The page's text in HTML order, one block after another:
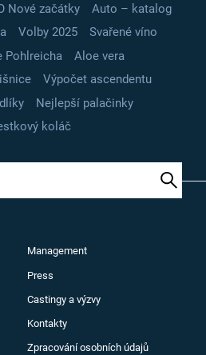
Nové začátky
Auto – katalog
Volby 2025
Svařené víno
Pohlreicha
Aloe vera
Výpočet ascendentu
Nejlepší palačinky
koláč
Management
Press
Castingy a výzvy
Kontakty
Zpracování osobních údajů